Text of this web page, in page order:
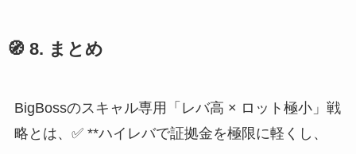
🧭 8. まとめ
BigBossのスキャル専用「レバ高 × ロット極小」戦
略とは、✅ **ハイレバで証拠金を極限に軽くし、